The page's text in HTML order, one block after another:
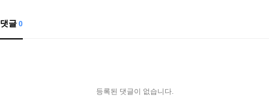
댓글 0
등록된 댓글이 없습니다.